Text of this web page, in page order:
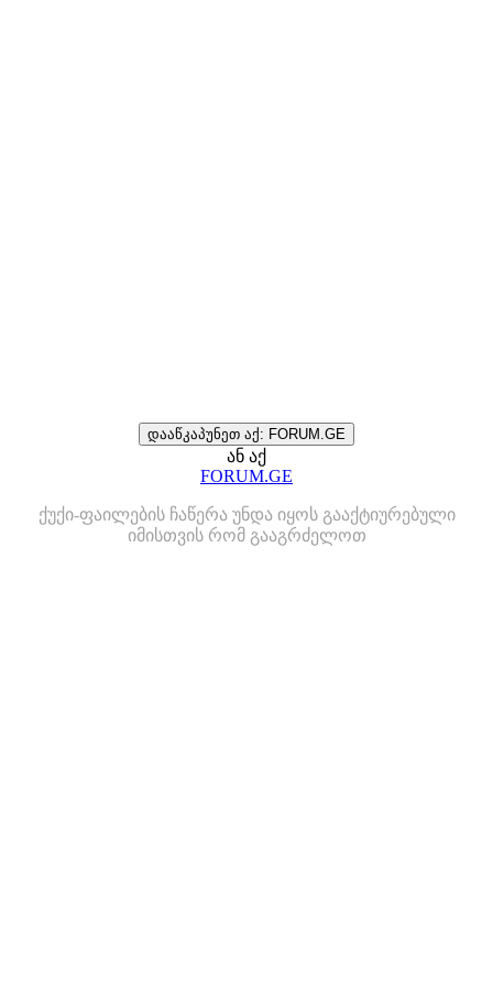
დააწკაპუნეთ აქ: FORUM.GE
ან აქ
FORUM.GE
ქუქი-ფაილების ჩაწერა უნდა იყოს გააქტიურებული
იმისთვის რომ გააგრძელოთ